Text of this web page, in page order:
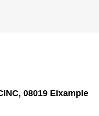
08019 Eixample